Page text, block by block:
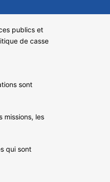
publics et
de casse
sont
missions, les
qui sont